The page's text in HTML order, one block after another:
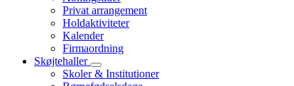
Privat arrangement
Holdaktiviteter
Kalender
Firmaordning
Skøjtehaller
Skoler & Institutioner